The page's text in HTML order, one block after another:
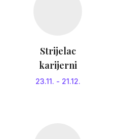
Strijelac
karijerni
23.11. - 21.12.